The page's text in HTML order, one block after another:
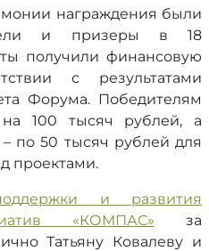
награждения были
и призеры в 18
получили финансовую
с результатами
Форума. Победителям
100 тысяч рублей, а
по 50 тысяч рублей для
проектами.
и развития
«КОМПАС» за
Татьяну Ковалеву и